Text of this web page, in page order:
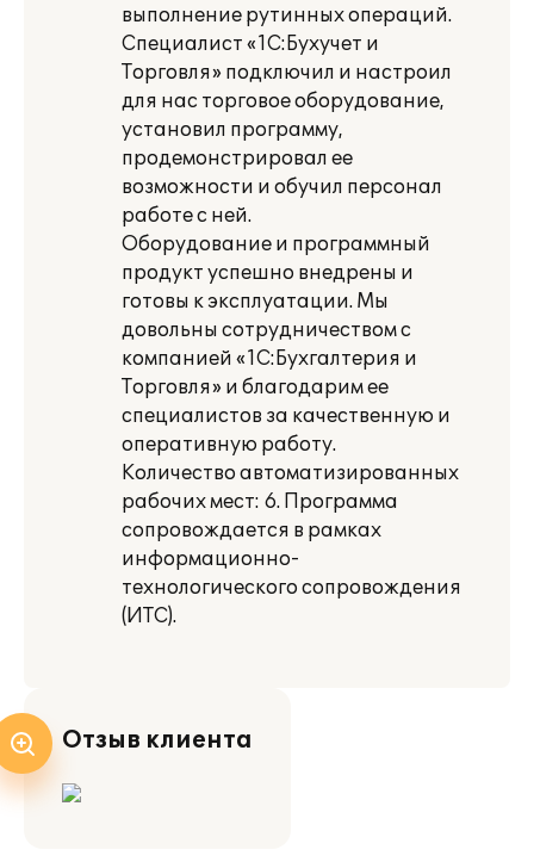
выполнение рутинных операций.
Специалист «1С:Бухучет и
Торговля» подключил и настроил
для нас торговое оборудование,
установил программу,
продемонстрировал ее
возможности и обучил персонал
работе с ней.
Оборудование и программный
продукт успешно внедрены и
готовы к эксплуатации. Мы
довольны сотрудничеством с
компанией «1С:Бухгалтерия и
Торговля» и благодарим ее
специалистов за качественную и
оперативную работу.
Количество автоматизированных
рабочих мест: 6. Программа
сопровождается в рамках
информационно-
технологического сопровождения
(ИТС).
Отзыв клиента